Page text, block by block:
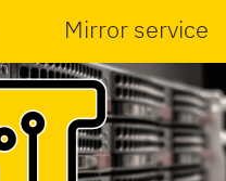
Mirror service